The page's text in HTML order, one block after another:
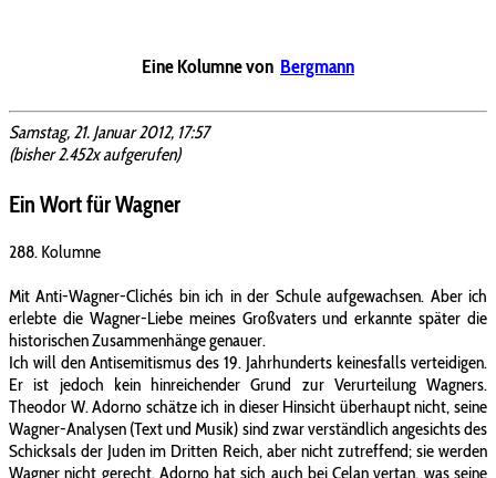
Eine Kolumne von Bergmann
Samstag, 21. Januar 2012, 17:57
(bisher 2.452x aufgerufen)
Ein Wort für Wagner
288. Kolumne
Mit Anti-Wagner-Clichés bin ich in der Schule aufgewachsen. Aber ich
erlebte die Wagner-Liebe meines Großvaters und erkannte später die
historischen Zusammenhänge genauer.
Ich will den Antisemitismus des 19. Jahrhunderts keinesfalls verteidigen.
Er ist jedoch kein hinreichender Grund zur Verurteilung Wagners.
Theodor W. Adorno schätze ich in dieser Hinsicht überhaupt nicht, seine
Wagner-Analysen (Text und Musik) sind zwar verständlich angesichts des
Schicksals der Juden im Dritten Reich, aber nicht zutreffend; sie werden
Wagner nicht gerecht. Adorno hat sich auch bei Celan vertan, was seine